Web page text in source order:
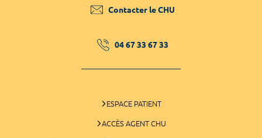
Contacter le CHU
04 67 33 67 33
ESPACE PATIENT
ACCÈS AGENT CHU